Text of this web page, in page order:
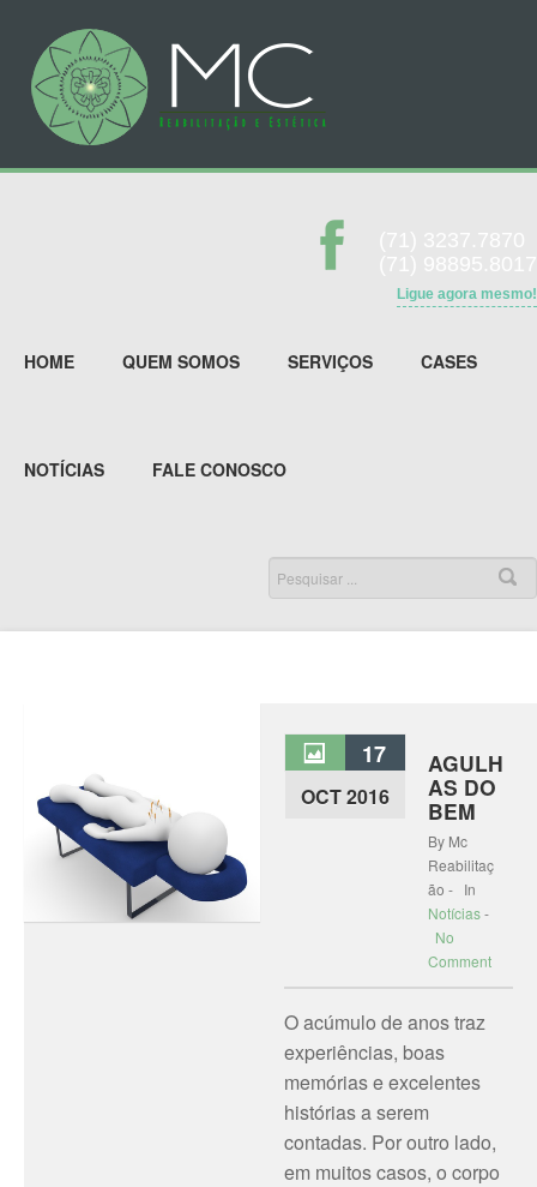
Ligue agora mesmo!
HOME QUEM SOMOS SERVIÇOS CASES
NOTÍCIAS FALE CONOSCO
17
OCT 2016
AGULH
AS DO
BEM
By Mc
Reabilitaç
ão - In
Notícias-
No
Comment
O acúmulo de anos traz
experiências, boas
memórias e excelentes
histórias a serem
contadas. Por outro lado,
em muitos casos, o corpo